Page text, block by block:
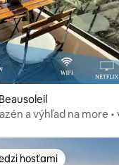
a výhľad na more •
hosťami